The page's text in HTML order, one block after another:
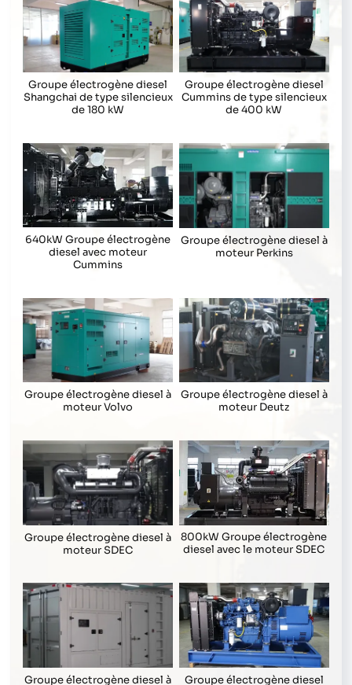
Groupe électrogène diesel
Shangchai de type silencieux
de 180 kW
Groupe électrogène diesel
Cummins de type silencieux
de 400 kW
640kW Groupe électrogène
diesel avec moteur
Cummins
Groupe électrogène diesel à
moteur Perkins
Groupe électrogène diesel à
moteur Volvo
Groupe électrogène diesel à
moteur Deutz
Groupe électrogène diesel à
moteur SDEC
800kW Groupe électrogène
diesel avec le moteur SDEC
Groupe électrogène diesel à Groupe électrogène diesel